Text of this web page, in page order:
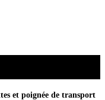
et poignée de transport